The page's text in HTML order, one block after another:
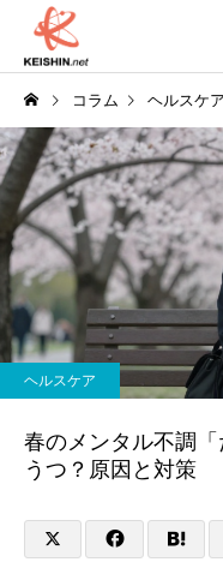
コラム ヘルスケア
ヘルスケア
春のメンタル不調
うつ？原因と対策